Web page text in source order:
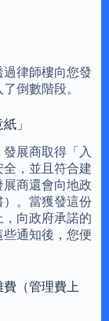
律師樓向您發
倒數階段。
」
展商取得「入
，並且符合建
商還會向地政
。當獲發這份
向政府承諾的
通知後，您便
費（管理費上